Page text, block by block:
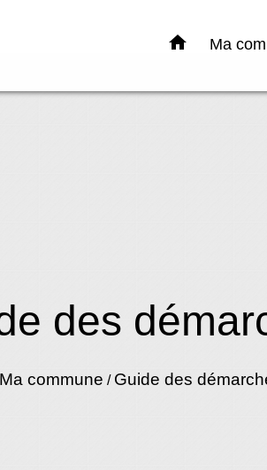
home Ma
des
Ma commune / Guide des